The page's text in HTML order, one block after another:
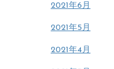
2021年6月
2021年5月
2021年4月